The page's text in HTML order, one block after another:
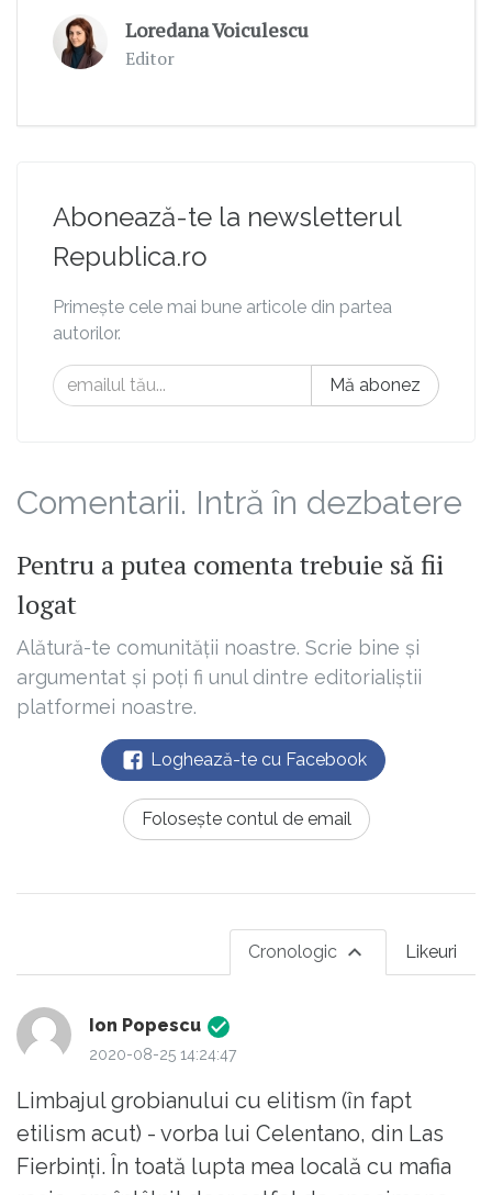
Loredana Voiculescu
Editor
Abonează-te la newsletterul
Republica.ro
Primește cele mai bune articole din partea
autorilor.
Mă abonez
Comentarii. Intră în dezbatere
Pentru a putea comenta trebuie să fii
logat
Alătură-te comunității noastre. Scrie bine și
argumentat și poți fi unul dintre editorialiștii
platformei noastre.
Loghează-te cu Facebook
Folosește contul de email
Likeuri
Cronologic
Ion Popescu
2020-08-25 14:24:47
Limbajul grobianului cu elitism (în fapt
etilism acut) - vorba lui Celentano, din Las
Fierbinți. În toată lupta mea locală cu mafia